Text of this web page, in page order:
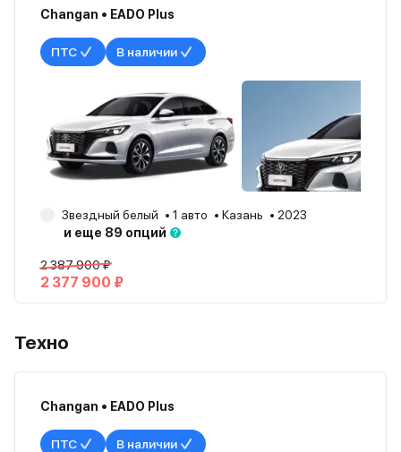
Changan • EADO Plus
ПТС В наличии
Звездный белый 1 авто Казань
2023
и еще 89 опций
2 387 900 ₽
2 377 900 ₽
Техно
Changan • EADO Plus
ПТС В наличии